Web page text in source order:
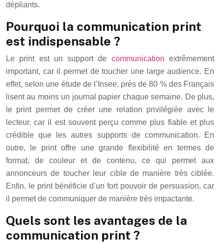
dépliants.
Pourquoi la communication print
est indispensable ?
Le print est un support de communication extrêmement
important, car il permet de toucher une large audience. En
effet, selon une étude de l’Insee, près de 80 % des Français
lisent au moins un journal papier chaque semaine. De plus,
le print permet de créer une relation privilégiée avec le
lecteur, car il est souvent perçu comme plus fiable et plus
crédible que les autres supports de communication. En
outre, le print offre une grande flexibilité en termes de
format, de couleur et de contenu, ce qui permet aux
annonceurs de toucher leur cible de manière très ciblée.
Enfin, le print bénéficie d’un fort pouvoir de persuasion, car
il permet de communiquer de manière très impactante.
Quels sont les avantages de la
communication print ?